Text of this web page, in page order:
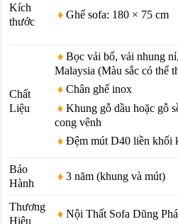
Kích
thước
♦Ghế sofa: 180 × 75 cm
Chất
Liệu
♦ Bọc vải bố, vải nhung
Malaysia (Màu sắc có thể
♦ Chân ghế inox
♦ Khung gỗ dầu hoặc gỗ
cong vênh
♦ Đệm mút D40 liền khối
Bảo
Hành
♦3 năm (khung và mút)
Thương
Hiệu
♦Nội Thất Sofa Dũng